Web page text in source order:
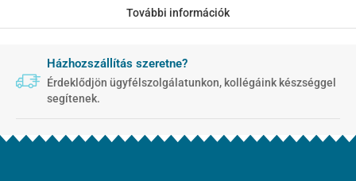
További információk
Házhozszállítás szeretne?
Érdeklődjön ügyfélszolgálatunkon, kollégáink készséggel
segítenek.